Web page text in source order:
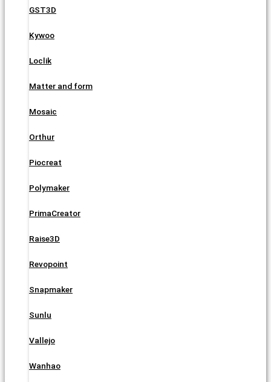
GST3D
Kywoo
Loclik
Matter and form
Mosaic
Orthur
Piocreat
Polymaker
PrimaCreator
Raise3D
Revopoint
Snapmaker
Sunlu
Vallejo
Wanhao